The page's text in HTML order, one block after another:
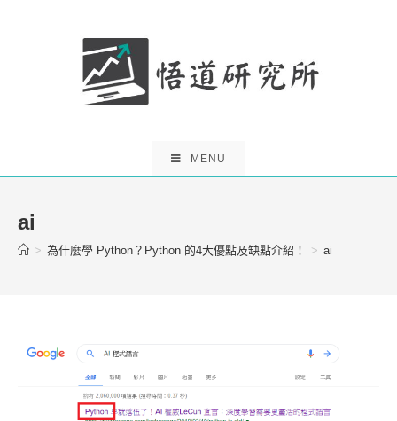
MENU
ai
> 為什麼學 Python？Python 的4大優點及缺點介紹！ > ai